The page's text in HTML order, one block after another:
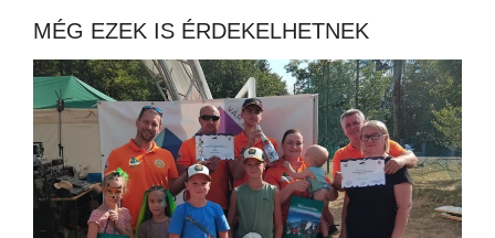
MÉG EZEK IS ÉRDEKELHETNEK